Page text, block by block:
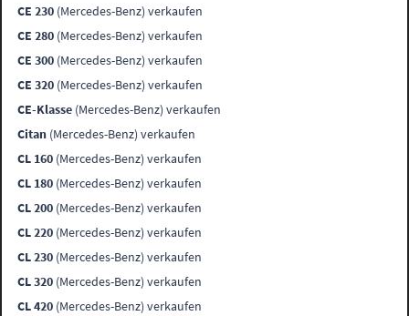
CE 230 (Mercedes-Benz) verkaufen
CE 280 (Mercedes-Benz) verkaufen
CE 300 (Mercedes-Benz) verkaufen
CE 320 (Mercedes-Benz) verkaufen
CE-Klasse (Mercedes-Benz) verkaufen
Citan (Mercedes-Benz) verkaufen
CL 160 (Mercedes-Benz) verkaufen
CL 180 (Mercedes-Benz) verkaufen
CL 200 (Mercedes-Benz) verkaufen
CL 220 (Mercedes-Benz) verkaufen
CL 230 (Mercedes-Benz) verkaufen
CL 320 (Mercedes-Benz) verkaufen
CL 420 (Mercedes-Benz) verkaufen